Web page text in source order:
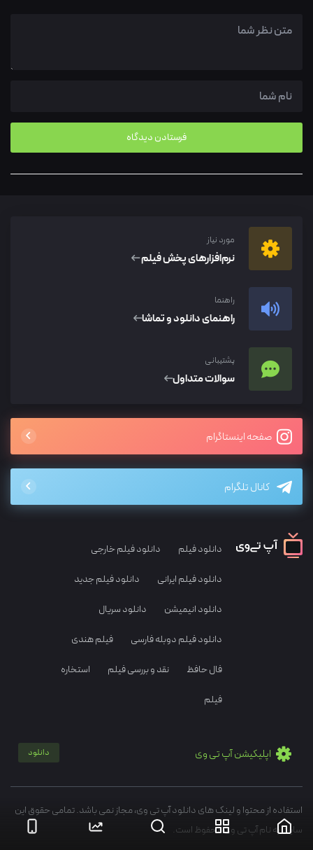
مورد نیاز
نرم‌افزار‌های پخش فیلم
راهنما
راهنمای دانلود و تماشا
پشتیبانی
سوالات متداول
صفحه اینستاگرام
کانال تلگرام
دانلود فیلم دانلود فیلم خارجی
دانلود فیلم ایرانی دانلود فیلم جدید
دانلود انیمیشن دانلود سریال
دانلود فیلم دوبله فارسی فیلم هندی
فال حافظ نقد و بررسی فیلم استخاره
فیلم
اپلیکیشن آپ تی وی دانلود
استفاده از محتوا و لینک های دانلود آپ تی وی، مجاز نمی باشد. تمامی حقوق این
سایت به نام آپ تی وی محفوظ است.